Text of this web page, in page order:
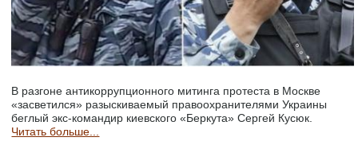
В разгоне антикоррупционного митинга протеста в Москве
«засветился» разыскиваемый правоохранителями Украины
беглый экс-командир киевского «Беркута» Сергей Кусюк.
Читать больше...